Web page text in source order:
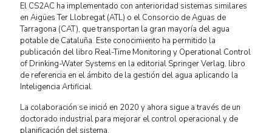
El CS2AC ha implementado con anterioridad sistemas similares
en Aigües Ter Llobregat (ATL) o el Consorcio de Aguas de
Tarragona (CAT), que transportan la gran mayoría del agua
potable de Cataluña. Este conocimiento ha permitido la
publicación del libro Real-Time Monitoring y Operational Control
of Drinking-Water Systems en la editorial Springer Verlag, libro
de referencia en el ámbito de la gestión del agua aplicando la
Inteligencia Artificial.
La colaboración se inició en 2020 y ahora sigue a través de un
doctorado industrial para mejorar el control operacional y de
planificación del sistema.